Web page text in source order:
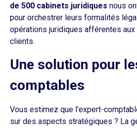
de 500 cabinets juridiques nous
pour orchestrer leurs formalités
opérations juridiques afférentes
clients.
Une solution pour
comptables
Vous estimez que l’expert-
sur des aspects stratégiques ? La